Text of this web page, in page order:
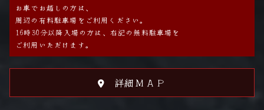
お車でお越しの方は、
周辺の有料駐車場をご利用ください。
16時30分以降入場の方は、右記の無料駐車場を
ご利用いただけます。
詳細ＭＡＰ